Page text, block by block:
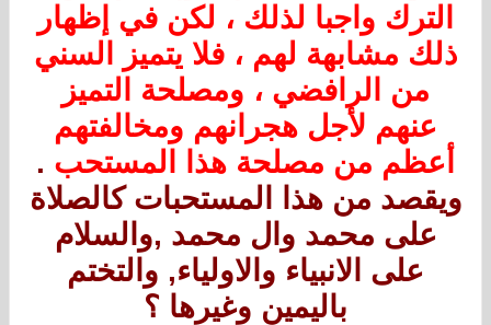
الترك واجبا لذلك ، لكن في إظهار
ذلك مشابهة لهم ، فلا يتميز السني
من الرافضي ، ومصلحة التميز
عنهم لأجل هجرانهم ومخالفتهم
أعظم من مصلحة هذا المستحب .
ويقصد من هذا المستحبات كالصلاة
على محمد وال محمد ,والسلام
على الانبياء والاولياء, والتختم
باليمين وغيرها ؟